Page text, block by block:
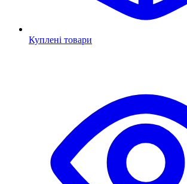
Куплені товари